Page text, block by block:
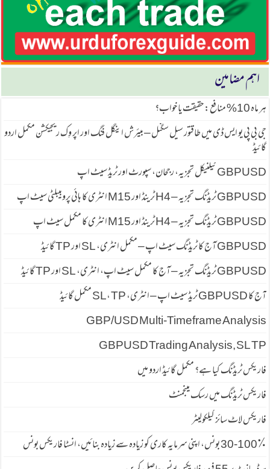
اہم مضامین
ہر ماہ 10% منافع: حقیقت یا خواب؟
جی بی پی یو ایس ڈی میں طاقتور سیل سگنل – بیئرش اینگل فنگ اور اپر وِک ریجیکشن مکمل اردو
گائیڈ
GBPUSD ٹیکنیکل تجزیہ، رجحان، سپورٹ اور ٹریڈ سیٹ اپ
GBPUSD ٹریڈنگ تجزیہ – H4 ٹرینڈ اور M15 انٹری کا ہائی پروبیبلٹی سیٹ اپ
GBPUSD ٹریڈنگ تجزیہ – H4 ٹرینڈ اور M15 انٹری کا مکمل سیٹ اپ
GBPUSD آج کا ٹریڈنگ سیٹ اپ – مکمل انٹری، SL اور TP گائیڈ
GBPUSD ٹریڈنگ تجزیہ – آج کا مکمل سیٹ اپ، انٹری، SL اور TP گائیڈ
آج کا GBPUSD ٹریڈ سیٹ اپ – انٹری، SL، TP مکمل گائیڈ
GBP/USD Multi-Timeframe Analysis
GBPUSD Trading Analysis, SL TP
فاریکس ٹریڈنگ کیا ہے؟ مکمل گائیڈ اردو میں
فاریکس ٹریڈنگ میں رسک مینجمنٹ
فاریکس لاٹ سائز کیلکولیٹر
30-100٪ بونس، اپنی سرمایہ کاری کو زیادہ سے زیادہ بنائیں، انسٹا فاریکس بونس